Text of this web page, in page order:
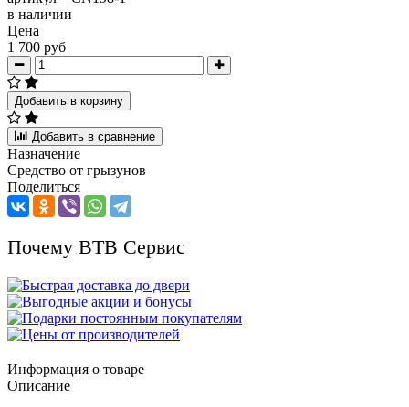
в наличии
Цена
1 700 руб
Добавить в корзину
Добавить в сравнение
Назначение
Средство от грызунов
Поделиться
Почему ВТВ Сервис
Информация о товаре
Описание